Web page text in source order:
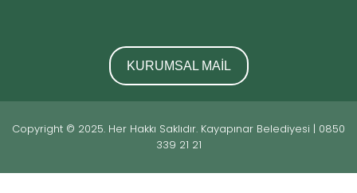
KURUMSAL MAİL
Copyright © 2025. Her Hakkı Saklıdır. Kayapınar Belediyesi | 0850
339 21 21